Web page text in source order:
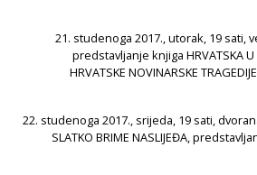
21. studenoga 2017., utorak, 19 sati,
predstavljanje knjiga HRVATSKA U
HRVATSKE NOVINARSKE
22. studenoga 2017., srijeda, 19 sati,
SLATKO BRIME NASLIJEĐA,